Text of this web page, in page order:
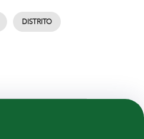
DISTRITO